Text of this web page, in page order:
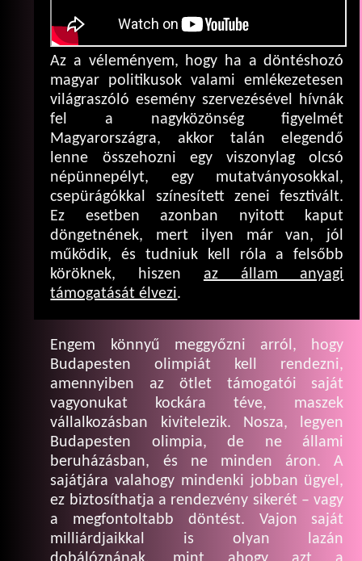
Az a véleményem, hogy ha a döntéshozó
magyar politikusok valami emlékezetesen
világraszóló esemény szervezésével hívnák
fel a nagyközönség figyelmét
Magyarországra, akkor talán elegendő
lenne összehozni egy viszonylag olcsó
népünnepélyt, egy mutatványosokkal,
csepürágókkal színesített zenei fesztivált.
Ez esetben azonban nyitott kaput
döngetnének, mert ilyen már van, jól
működik, és tudniuk kell róla a felsőbb
köröknek, hiszen az állam anyagi
támogatását élvezi.
Engem könnyű meggyőzni arról, hogy
Budapesten olimpiát kell rendezni,
amennyiben az ötlet támogatói saját
vagyonukat kockára téve, maszek
vállalkozásban kivitelezik. Nosza, legyen
Budapesten olimpia, de ne állami
beruházásban, és ne minden áron. A
sajátjára valahogy mindenki jobban ügyel,
ez biztosíthatja a rendezvény sikerét – vagy
a megfontoltabb döntést. Vajon saját
milliárdjaikkal is olyan lazán